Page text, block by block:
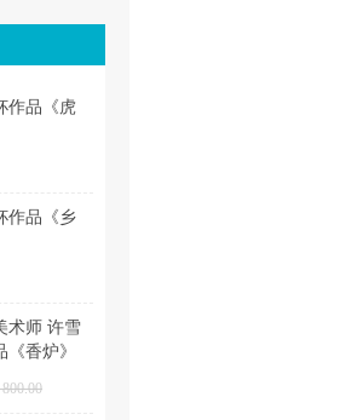
作品《虎
作品《乡
术师 许雪
香炉》